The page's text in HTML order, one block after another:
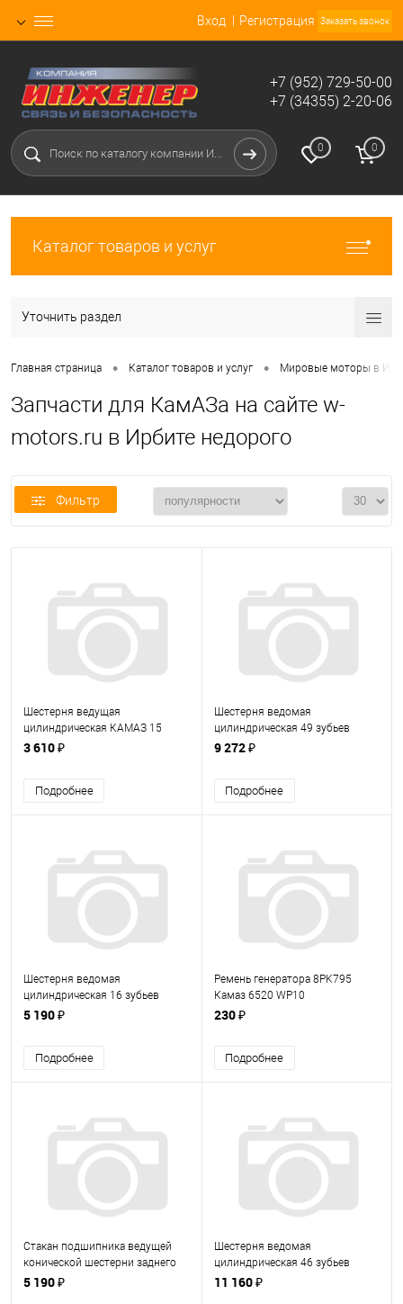
Вход Регистрация Заказать звонок
+7 (952) 729-50-00
+7 (34355) 2-20-06
0 0
Каталог товаров и услуг
Уточнить раздел
Главная страница • Каталог товаров и услуг • Мировые моторы в
Запчасти для КамАЗа на сайте w-
motors.ru в Ирбите недорого
Фильтр
Шестерня ведущая
цилиндрическая КАМАЗ 15
зубьев 5320-2402110-40
3 610 ₽
Подробнее
Шестерня ведомая
цилиндрическая 49 зубьев
КАМАЗ 5320-2402120-10
9 272 ₽
Подробнее
Шестерня ведомая
цилиндрическая 16 зубьев
65115-2402110-60
5 190 ₽
Подробнее
Ремень генератора 8PK795
Камаз 6520 WP10
(612600090600)
230 ₽
Подробнее
Стакан подшипника ведущей
конической шестерни заднего
моста КАМАЗ 5320-2502049
5 190 ₽
Шестерня ведомая
цилиндрическая 46 зубьев
ЕВРО-3 65115-2402120
11 160 ₽